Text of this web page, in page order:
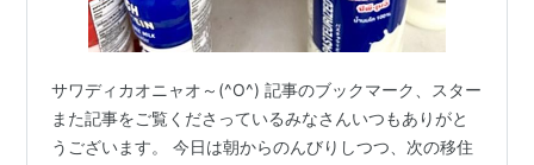
サワディカオニャオ～(^O^) 記事のブックマーク、スター
また記事をご覧くださっているみなさんいつもありがと
うございます。 今日は朝からのんびりしつつ、次の移住